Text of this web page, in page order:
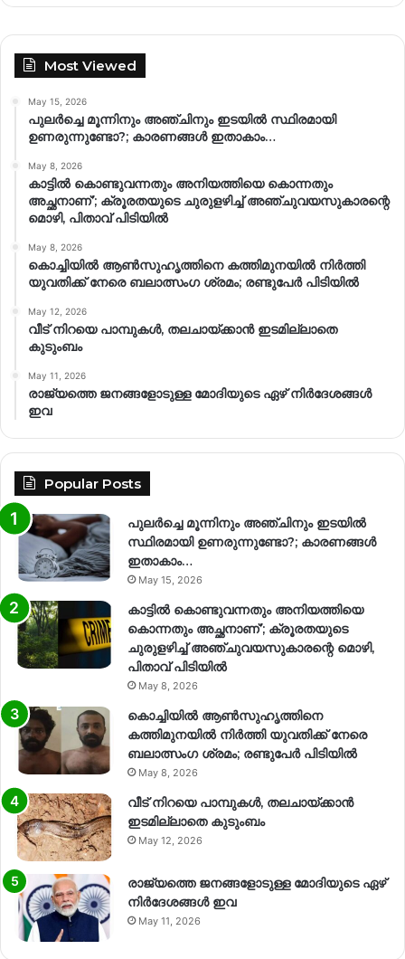
Most Viewed
May 15, 2026
പുലർച്ചെ മൂന്നിനും അഞ്ചിനും ഇടയിൽ സ്ഥിരമായി
ഉണരുന്നുണ്ടോ?; കാരണങ്ങള്‍ ഇതാകാം…
May 8, 2026
കാട്ടിൽ കൊണ്ടുവന്നതും അനിയത്തിയെ കൊന്നതും
അച്ഛനാണ്’; ക്രൂരതയുടെ ചുരുളഴിച്ച് അഞ്ചുവയസുകാരന്റെ
മൊഴി, പിതാവ് പിടിയിൽ
May 8, 2026
കൊച്ചിയിൽ ആൺസുഹൃത്തിനെ കത്തിമുനയിൽ നിർത്തി
യുവതിക്ക് നേരെ ബലാത്സംഗ​ ശ്രമം; രണ്ടുപേർ പിടിയിൽ
May 12, 2026
വീട് നിറയെ പാമ്പുകൾ, തലചായ്ക്കാൻ ഇടമില്ലാതെ
കുടുംബം
May 11, 2026
രാജ്യത്തെ ജനങ്ങളോടുള്ള മോദിയുടെ ഏഴ് നിര്‍ദേശങ്ങള്‍
ഇവ
Popular Posts
പുലർച്ചെ മൂന്നിനും അഞ്ചിനും ഇടയിൽ
സ്ഥിരമായി ഉണരുന്നുണ്ടോ?; കാരണങ്ങള്‍
ഇതാകാം…
May 15, 2026
കാട്ടിൽ കൊണ്ടുവന്നതും അനിയത്തിയെ
കൊന്നതും അച്ഛനാണ്’; ക്രൂരതയുടെ
ചുരുളഴിച്ച് അഞ്ചുവയസുകാരന്റെ മൊഴി,
പിതാവ് പിടിയിൽ
May 8, 2026
കൊച്ചിയിൽ ആൺസുഹൃത്തിനെ
കത്തിമുനയിൽ നിർത്തി യുവതിക്ക് നേരെ
ബലാത്സംഗ​ ശ്രമം; രണ്ടുപേർ പിടിയിൽ
May 8, 2026
വീട് നിറയെ പാമ്പുകൾ, തലചായ്ക്കാൻ
ഇടമില്ലാതെ കുടുംബം
May 12, 2026
രാജ്യത്തെ ജനങ്ങളോടുള്ള മോദിയുടെ ഏഴ്
നിര്‍ദേശങ്ങള്‍ ഇവ
May 11, 2026